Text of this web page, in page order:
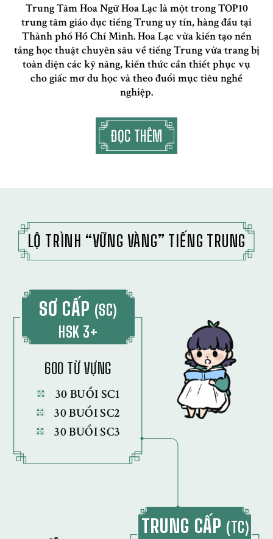
Trung Tâm Hoa Ngữ Hoa Lạc là một trong TOP10
trung tâm giáo dục tiếng Trung uy tín, hàng đầu tại
Thành phố Hồ Chí Minh. Hoa Lạc vừa kiến tạo nền
tảng học thuật chuyên sâu về tiếng Trung vừa trang bị
toàn diện các kỹ năng, kiến thức cần thiết phục vụ
cho giấc mơ du học và theo đuổi mục tiêu nghề
nghiệp.
ĐỌC THÊM
LỘ TRÌNH “VỮNG VÀNG” TIẾNG TRUNG
SƠ CẤP (SC)
HSK 3+
600 TỪ VỰNG
30 BUỔI SC1
30 BUỔI SC2
30 BUỔI SC3
TRUNG CẤP (TC)